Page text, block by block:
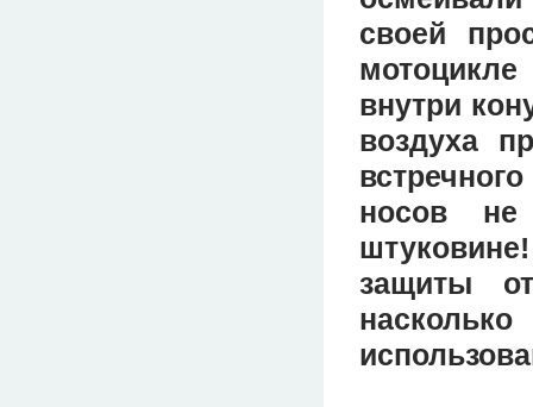
своей
мотоцикле
внутри
воздуха
носов не
защиты